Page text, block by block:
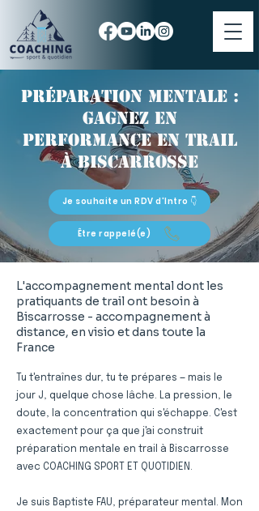
Préparation mentale :
gagnez en
performance en trail
à Biscarrosse
Je souhaite un RDV d'Intro 👇
Être rappelé(e)
L'accompagnement mental dont les
pratiquants de trail ont besoin à
Biscarrosse - accompagnement à
distance, en visio et dans toute la
France
Tu t'entraînes dur, tu te prépares — mais le
jour J, quelque chose lâche. La pression, le
doute, la concentration qui s'échappe. C'est
exactement pour ça que j'ai construit
préparation mentale en trail à Biscarrosse
avec COACHING SPORT ET QUOTIDIEN.
Je suis Baptiste FAU, préparateur mental. Mon